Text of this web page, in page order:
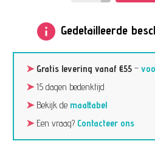
info Gedetailleerde
➤ Gratis levering vanaf €55 –
➤15 dagen bedenktijd
➤Bekijk de maattabel
➤Een vraag? Contacteer ons